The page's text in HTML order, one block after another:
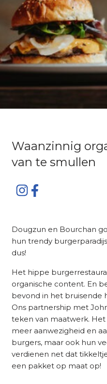
Waanzinnig
van te smullen
Dougzun en Bourchan
hun trendy
dus!
Het hippe
organische content. En
bevond in het bruisende
Ons partnership met
teken van maatwerk.
meer aanwezigheid en
burgers, maar ook hun
verdienen net dat
een pakket op maat op!